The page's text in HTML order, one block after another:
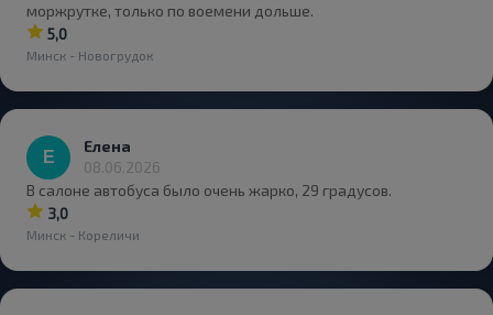
моржрутке, только по воемени дольше.
5,0
Минск - Новогрудок
Елена
08.06.2026
В салоне автобуса было очень жарко, 29 градусов.
3,0
Минск - Кореличи